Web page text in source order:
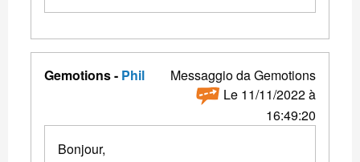
Gemotions - Phil
Messaggio da Gemotions
Le 11/11/2022 à
16:49:20
Bonjour,